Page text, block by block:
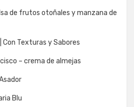
de frutos otoñales y manzana de
Con Texturas y Sabores
– crema de almejas
Blu